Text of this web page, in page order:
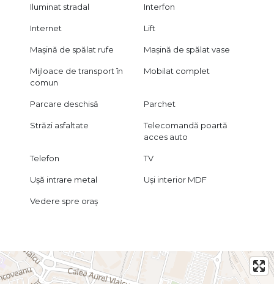
Iluminat stradal Interfon
Internet Lift
Mașină de spălat rufe Mașină de spălat vase
Mijloace de transport în
comun
Mobilat complet
Parcare deschisă Parchet
Străzi asfaltate
Telecomandă poartă
acces auto
Telefon TV
Ușă intrare metal Uși interior MDF
Vedere spre oraș